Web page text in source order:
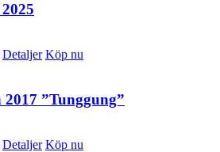
Detaljer Köp nu
2017 ”Tunggung”
Detaljer Köp nu